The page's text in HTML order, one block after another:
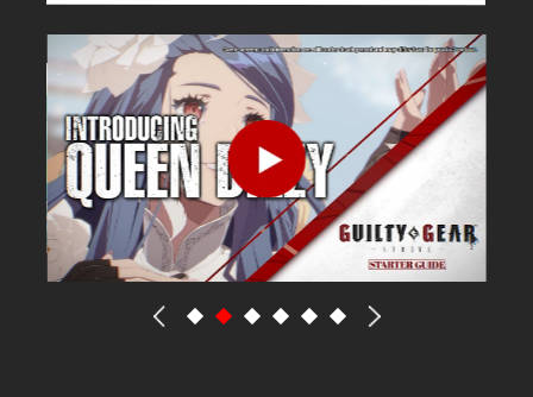
에 당황하면서도 충실한 날들을 보내고 있다.